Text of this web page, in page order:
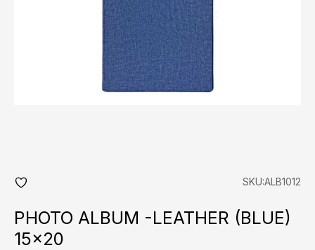
fav
SKU:ALB1012
PHOTO ALBUM -LEATHER (BLUE)
15×20